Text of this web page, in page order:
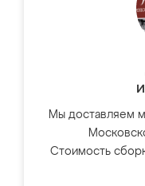
Мы доставляем
Стоимость